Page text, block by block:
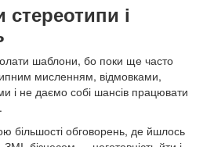
і
шаблони, бо поки ще часто
мисленням, відмовками,
і не даємо собі шансів працювати
більшості обговорень, де йшлось